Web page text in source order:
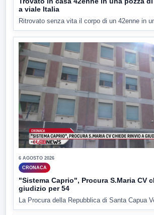
a viale Italia
Ritrovato senza vita il corpo di un 42enne in
6 AGOSTO 2026
CRONACA
"Sistema Caprio", Procura S.Maria CV
giudizio per 54
La Procura della Repubblica di Santa Capua